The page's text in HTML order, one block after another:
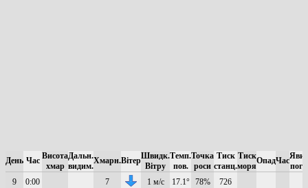
День Час Висота
хмар
Дальн.
видим.
Хмарн.ВітерШвидк.
Вітру
Темп.
пов.
Точка
роси
Тиск
станц.
Тиск
моря
ОпадЧас
9
0:00 7 1 м/с 17.1° 78% 726